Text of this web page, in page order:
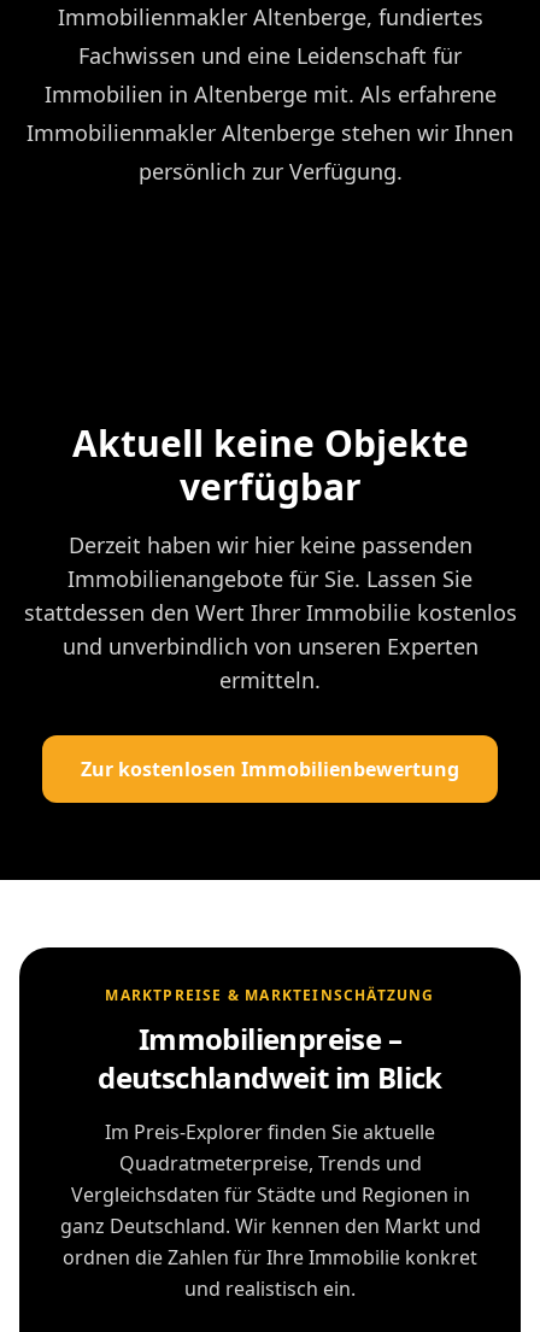
Immobilienmakler Altenberge, fundiertes
Fachwissen und eine Leidenschaft für
Immobilien in Altenberge mit. Als erfahrene
Immobilienmakler Altenberge stehen wir Ihnen
persönlich zur Verfügung.
Aktuell keine Objekte
verfügbar
Derzeit haben wir hier keine passenden
Immobilienangebote für Sie. Lassen Sie
stattdessen den Wert Ihrer Immobilie kostenlos
und unverbindlich von unseren Experten
ermitteln.
Zur kostenlosen Immobilienbewertung
MARKTPREISE & MARKTEINSCHÄTZUNG
Immobilienpreise –
deutschlandweit im Blick
Im Preis-Explorer finden Sie aktuelle
Quadratmeterpreise, Trends und
Vergleichsdaten für Städte und Regionen in
ganz Deutschland. Wir kennen den Markt und
ordnen die Zahlen für Ihre Immobilie konkret
und realistisch ein.